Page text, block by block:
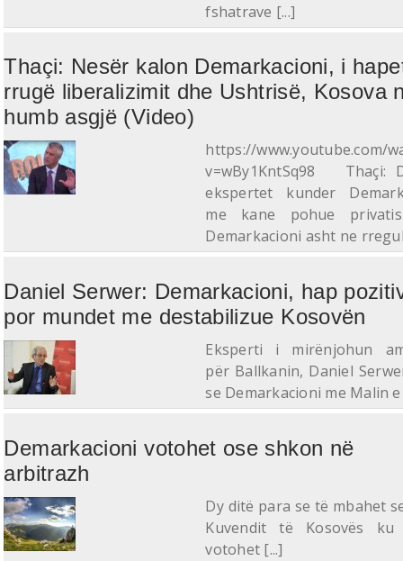
fshatrave [...]
Thaçi: Nesër kalon Demarkacioni, i
rrugë liberalizimit dhe Ushtrisë, Kosova
humb asgjë (Video)
https://www.youtube.com/
v=wBy1KntSq98 Thaçi:
ekspertet kunder
me kane pohue
Demarkacioni asht ne
Daniel Serwer: Demarkacioni, hap
por mundet me destabilizue Kosovën
Eksperti i mirënjohun
për Ballkanin, Daniel
se Demarkacioni me Malin e
Demarkacioni votohet ose shkon në
arbitrazh
Dy ditë para se të mbahet
Kuvendit të Kosovës
votohet [...]